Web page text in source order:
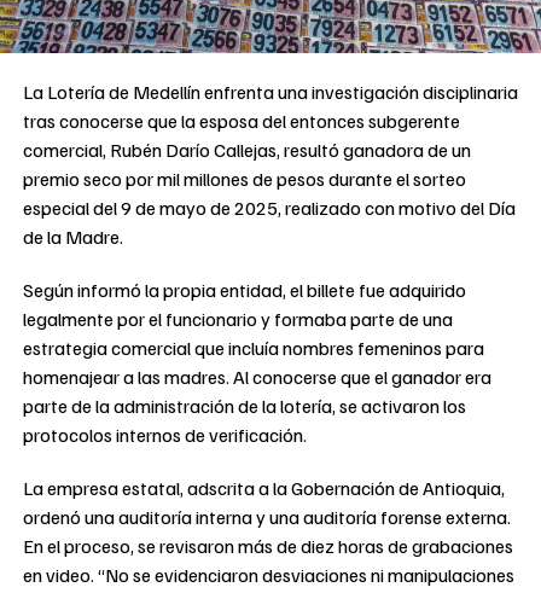
La Lotería de Medellín enfrenta una investigación disciplinaria
tras conocerse que la esposa del entonces subgerente
comercial, Rubén Darío Callejas, resultó ganadora de un
premio seco por mil millones de pesos durante el sorteo
especial del 9 de mayo de 2025, realizado con motivo del Día
de la Madre.
Según informó la propia entidad, el billete fue adquirido
legalmente por el funcionario y formaba parte de una
estrategia comercial que incluía nombres femeninos para
homenajear a las madres. Al conocerse que el ganador era
parte de la administración de la lotería, se activaron los
protocolos internos de verificación.
La empresa estatal, adscrita a la Gobernación de Antioquia,
ordenó una auditoría interna y una auditoría forense externa.
En el proceso, se revisaron más de diez horas de grabaciones
en video. “No se evidenciaron desviaciones ni manipulaciones